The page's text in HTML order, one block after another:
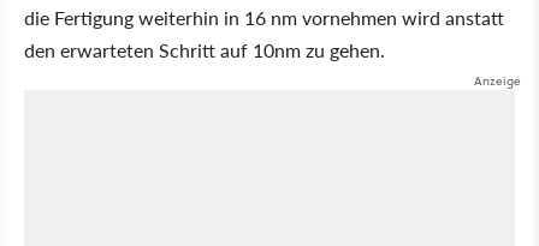
die Fertigung weiterhin in 16 nm vornehmen wird anstatt
den erwarteten Schritt auf 10nm zu gehen.